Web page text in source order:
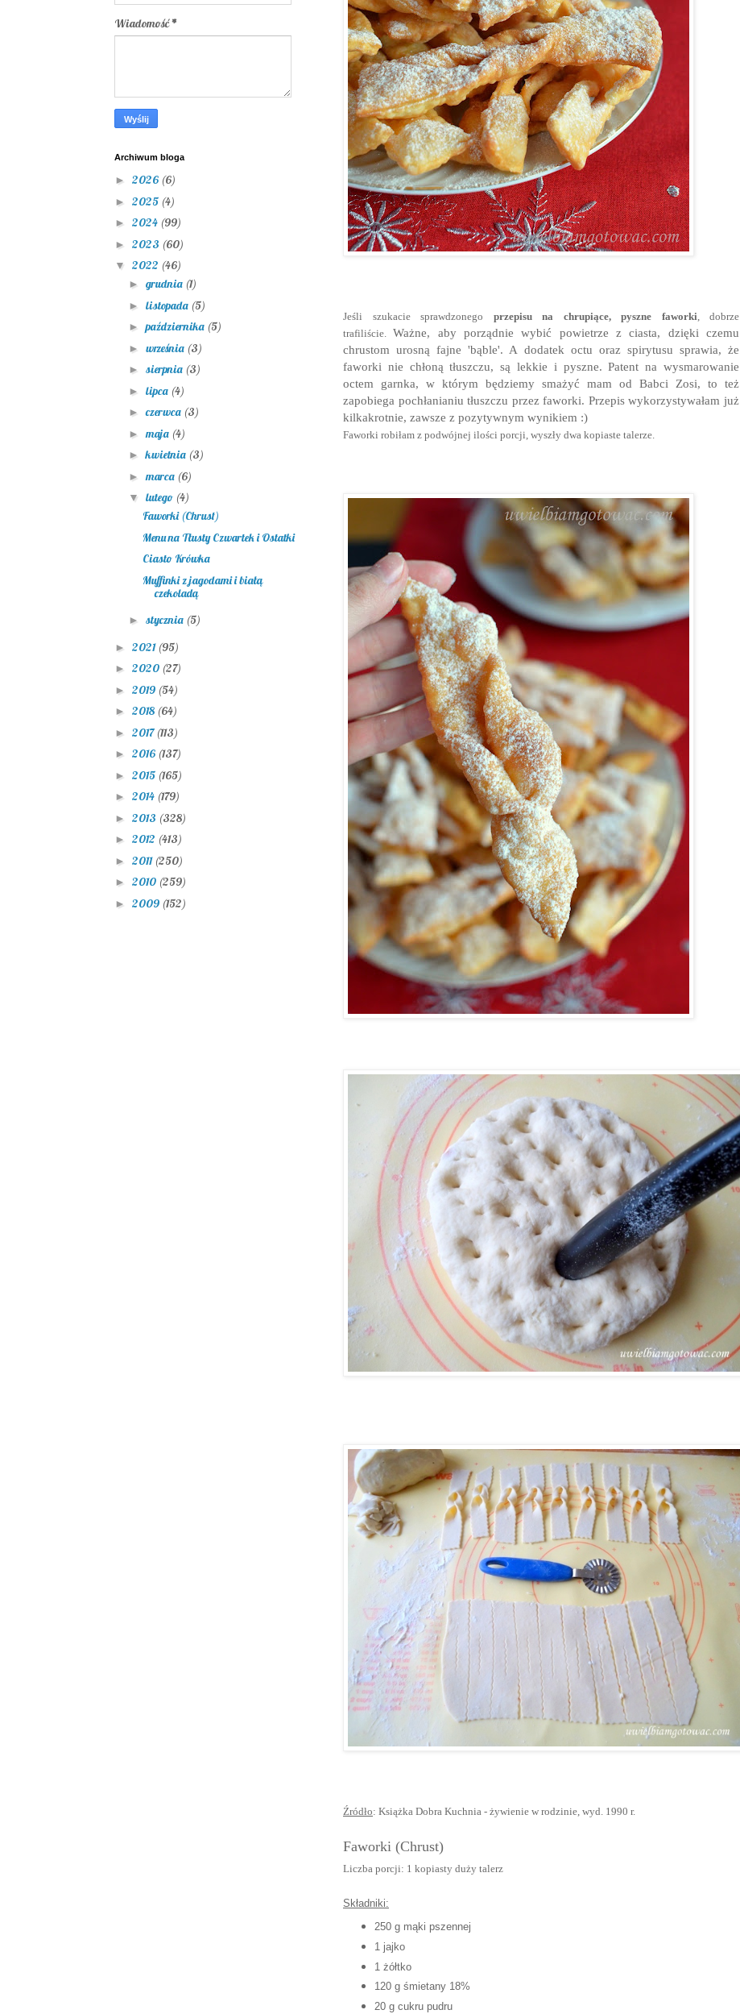
Jeśli szukacie sprawdzonego przepisu na chrupiące, pyszne faworki, dobrze
trafiliście.Ważne, aby porządnie wybić powietrze z ciasta, dzięki czemu
chrustom urosną fajne 'bąble'. A dodatek octu oraz spirytusu sprawia, że
faworki nie chłoną tłuszczu, są lekkie i pyszne. Patent na wysmarowanie
octem garnka, w którym będziemy smażyć mam od Babci Zosi, to też
zapobiega pochłanianiu tłuszczu przez faworki. Przepis wykorzystywałam już
kilkakrotnie, zawsze z pozytywnym wynikiem :)
Faworki robiłam z podwójnej ilości porcji, wyszły dwa kopiaste talerze.
Źródło: Książka Dobra Kuchnia - żywienie w rodzinie, wyd. 1990 r.
Faworki (Chrust)
Liczba porcji: 1 kopiasty duży talerz
Składniki:
250 g mąki pszennej
1 jajko
1 żółtko
120 g śmietany 18%
20 g cukru pudru
Wiadomość*
Archiwum bloga
► 2026 (6)
► 2025 (4)
► 2024 (99)
► 2023 (60)
▼ 2022 (46)
► grudnia (1)
► listopada (5)
►października (5)
► września (3)
► sierpnia (3)
► lipca (4)
►czerwca (3)
► maja (4)
►kwietnia (3)
► marca (6)
▼ lutego (4)
Faworki (Chrust)
Menu na Tłusty Czwartek i Ostatki
Ciasto Krówka
Muffinki z jagodami i białą
czekoladą
► stycznia (5)
► 2021 (95)
► 2020 (27)
► 2019 (54)
► 2018 (64)
► 2017(113)
► 2016 (137)
► 2015 (165)
► 2014 (179)
► 2013 (328)
► 2012 (413)
► 2011 (250)
► 2010 (259)
► 2009 (152)